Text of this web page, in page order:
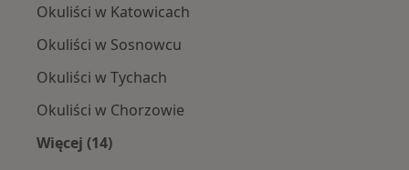
Okuliści w Katowicach
Okuliści w Sosnowcu
Okuliści w Tychach
Okuliści w Chorzowie
Więcej (14)